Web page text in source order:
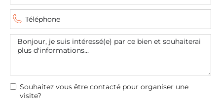
Souhaitez vous être contacté pour organiser une
visite?